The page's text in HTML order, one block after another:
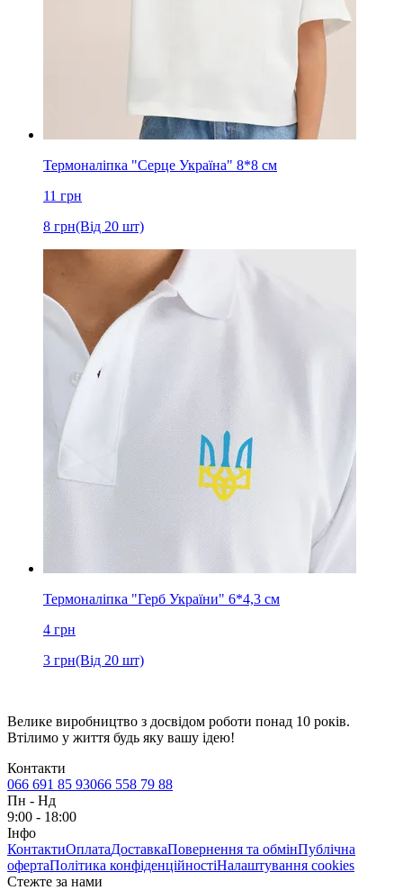
Термоналіпка "Серце Україна" 8*8 см
11 грн
8 грн(Від 20 шт)
Термоналіпка "Герб України" 6*4,3 см
4 грн
3 грн(Від 20 шт)
Велике виробництво з досвідом роботи понад 10 років.
Втілимо у життя будь яку вашу ідею!
Контакти
066 691 85 93066 558 79 88
Пн - Нд
9:00 - 18:00
Інфо
КонтактиОплатаДоставкаПовернення та обмінПублічна
офертаПолітика конфіденційностіНалаштування cookies
Стежте за нами